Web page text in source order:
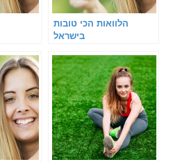
הלוואות הכי טובות
בישראל